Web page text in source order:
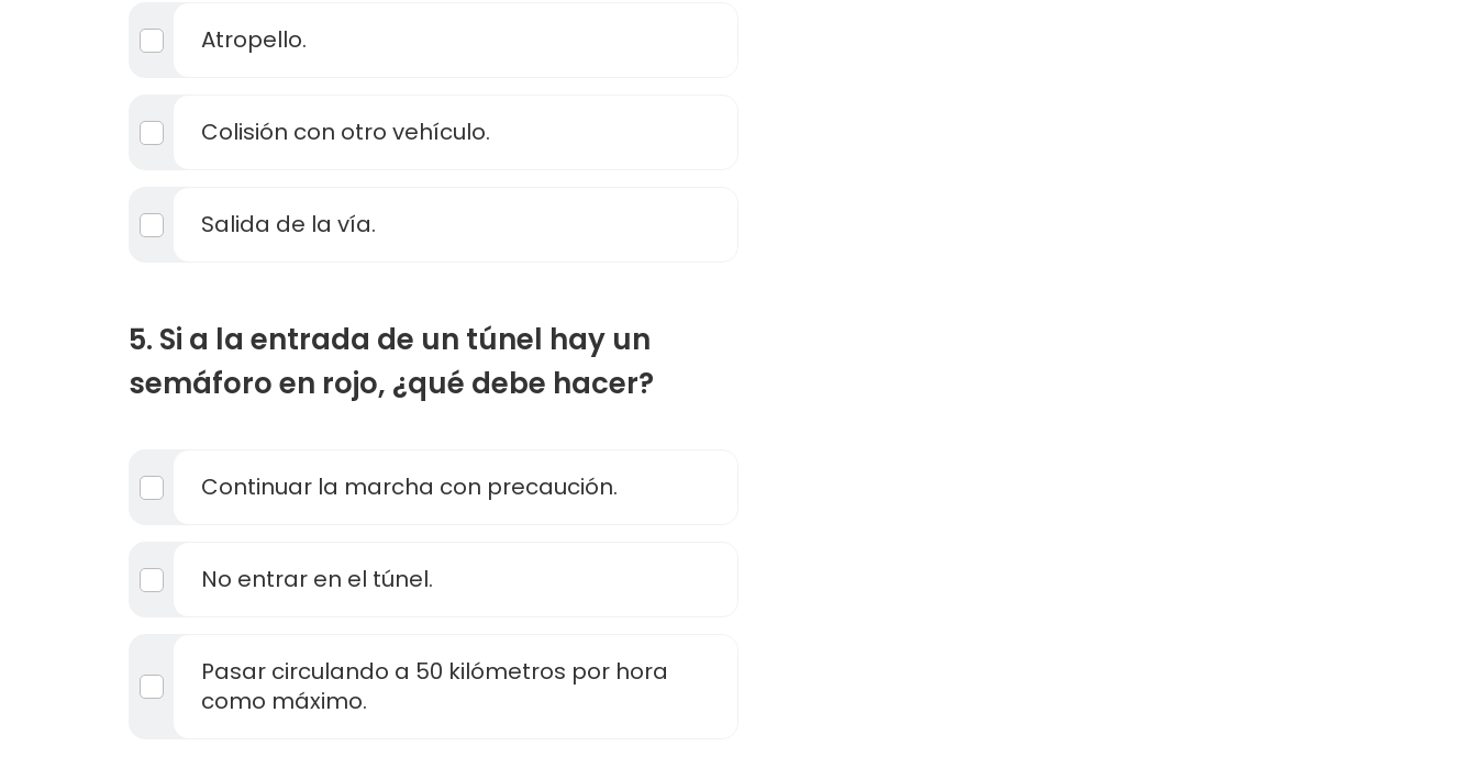
Atropello.
Colisión con otro vehículo.
Salida de la vía.
5. Si a la entrada de un túnel hay un
semáforo en rojo, ¿qué debe hacer?
Continuar la marcha con precaución.
No entrar en el túnel.
Pasar circulando a 50 kilómetros por hora
como máximo.